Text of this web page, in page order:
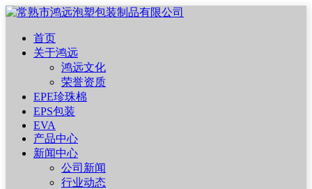
首页
关于鸿远
鸿远文化
荣誉资质
EPE珍珠棉
EPS包装
EVA
产品中心
新闻中心
公司新闻
行业动态